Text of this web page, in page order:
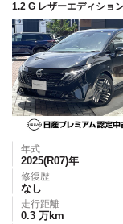
1.2 G レザーエディシ
年式
2025(R07)年
修復歴
なし
走行距離
0.3 万km